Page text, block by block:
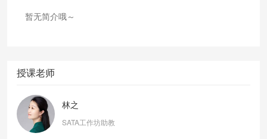
暂无简介哦～
授课老师
林之
SATA工作坊助教